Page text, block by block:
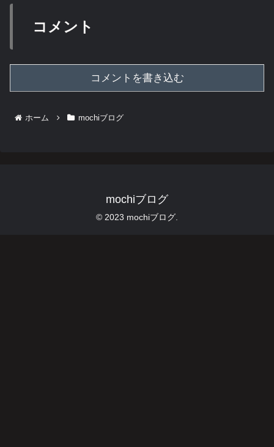
コメント
コメントを書き込む
ホーム mochiブログ
mochiブログ
© 2023 mochiブログ.